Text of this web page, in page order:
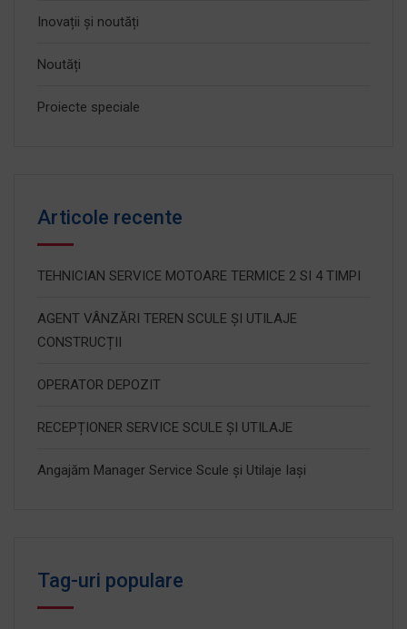
Inovații și noutăți
Noutăți
Proiecte speciale
Articole recente
TEHNICIAN SERVICE MOTOARE TERMICE 2 SI 4 TIMPI
AGENT VÂNZĂRI TEREN SCULE ȘI UTILAJE
CONSTRUCȚII
OPERATOR DEPOZIT
RECEPȚIONER SERVICE SCULE ȘI UTILAJE
Angajăm Manager Service Scule și Utilaje Iași
Tag-uri populare